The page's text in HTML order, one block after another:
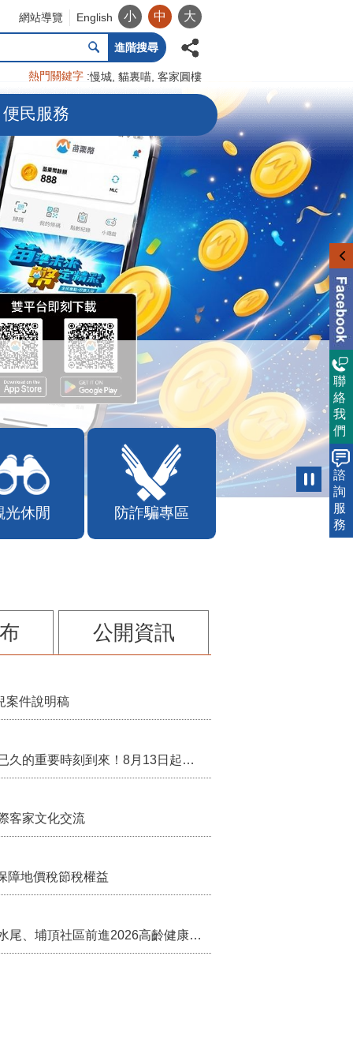
網站導覽 English 小 中 大
進階搜尋
熱門關鍵字 慢城 貓裏喵 客家圓樓
便民服務
公開資訊
聯
絡
我
們
諮
詢
服
務